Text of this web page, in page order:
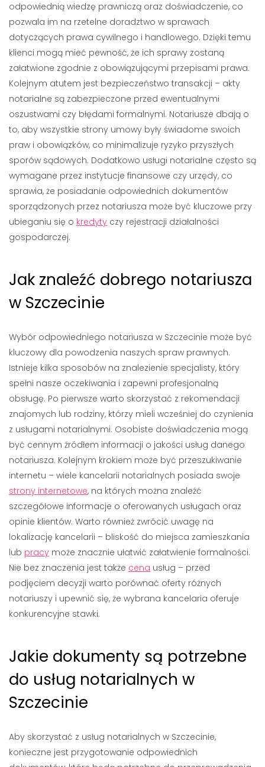
odpowiednią wiedzę prawniczą oraz doświadczenie, co
pozwala im na rzetelne doradztwo w sprawach
dotyczących prawa cywilnego i handlowego. Dzięki temu
klienci mogą mieć pewność, że ich sprawy zostaną
załatwione zgodnie z obowiązującymi przepisami prawa.
Kolejnym atutem jest bezpieczeństwo transakcji – akty
notarialne są zabezpieczone przed ewentualnymi
oszustwami czy błędami formalnymi. Notariusze dbają o
to, aby wszystkie strony umowy były świadome swoich
praw i obowiązków, co minimalizuje ryzyko przyszłych
sporów sądowych. Dodatkowo usługi notarialne często są
wymagane przez instytucje finansowe czy urzędy, co
sprawia, że posiadanie odpowiednich dokumentów
sporządzonych przez notariusza może być kluczowe przy
ubieganiu się o kredyty czy rejestracji działalności
gospodarczej.
Jak znaleźć dobrego notariusza
w Szczecinie
Wybór odpowiedniego notariusza w Szczecinie może być
kluczowy dla powodzenia naszych spraw prawnych.
Istnieje kilka sposobów na znalezienie specjalisty, który
spełni nasze oczekiwania i zapewni profesjonalną
obsługę. Po pierwsze warto skorzystać z rekomendacji
znajomych lub rodziny, którzy mieli wcześniej do czynienia
z usługami notarialnymi. Osobiste doświadczenia mogą
być cennym źródłem informacji o jakości usług danego
notariusza. Kolejnym krokiem może być przeszukiwanie
internetu – wiele kancelarii notarialnych posiada swoje
strony internetowe, na których można znaleźć
szczegółowe informacje o oferowanych usługach oraz
opinie klientów. Warto również zwrócić uwagę na
lokalizację kancelarii – bliskość do miejsca zamieszkania
lub pracy może znacznie ułatwić załatwienie formalności.
Nie bez znaczenia jest także cena usług – przed
podjęciem decyzji warto porównać oferty różnych
notariuszy i upewnić się, że wybrana kancelaria oferuje
konkurencyjne stawki.
Jakie dokumenty są potrzebne
do usług notarialnych w
Szczecinie
Aby skorzystać z usług notarialnych w Szczecinie,
konieczne jest przygotowanie odpowiednich